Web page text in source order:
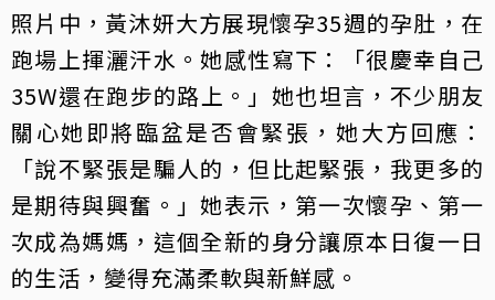
照片中，黃沐妍大方展現懷孕35週的孕肚，在
跑場上揮灑汗水。她感性寫下：「很慶幸自己
35W還在跑步的路上。」她也坦言，不少朋友
關心她即將臨盆是否會緊張，她大方回應：
「說不緊張是騙人的，但比起緊張，我更多的
是期待與興奮。」她表示，第一次懷孕、第一
次成為媽媽，這個全新的身分讓原本日復一日
的生活，變得充滿柔軟與新鮮感。